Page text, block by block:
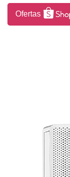
Ofertas